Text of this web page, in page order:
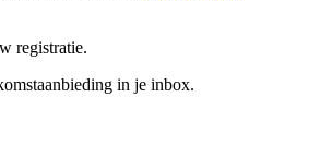
registratie.
in je inbox.